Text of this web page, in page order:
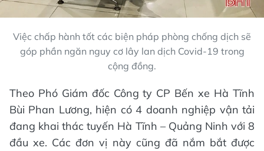
Việc chấp hành tốt các biện pháp phòng chống dịch sẽ
góp phần ngăn nguy cơ lây lan dịch Covid-19 trong
cộng đồng.
Theo Phó Giám đốc Công ty CP Bến xe Hà Tĩnh
Bùi Phan Lương, hiện có 4 doanh nghiệp vận tải
đang khai thác tuyến Hà Tĩnh – Quảng Ninh với 8
đầu xe. Các đơn vị này cũng đã nắm bắt được